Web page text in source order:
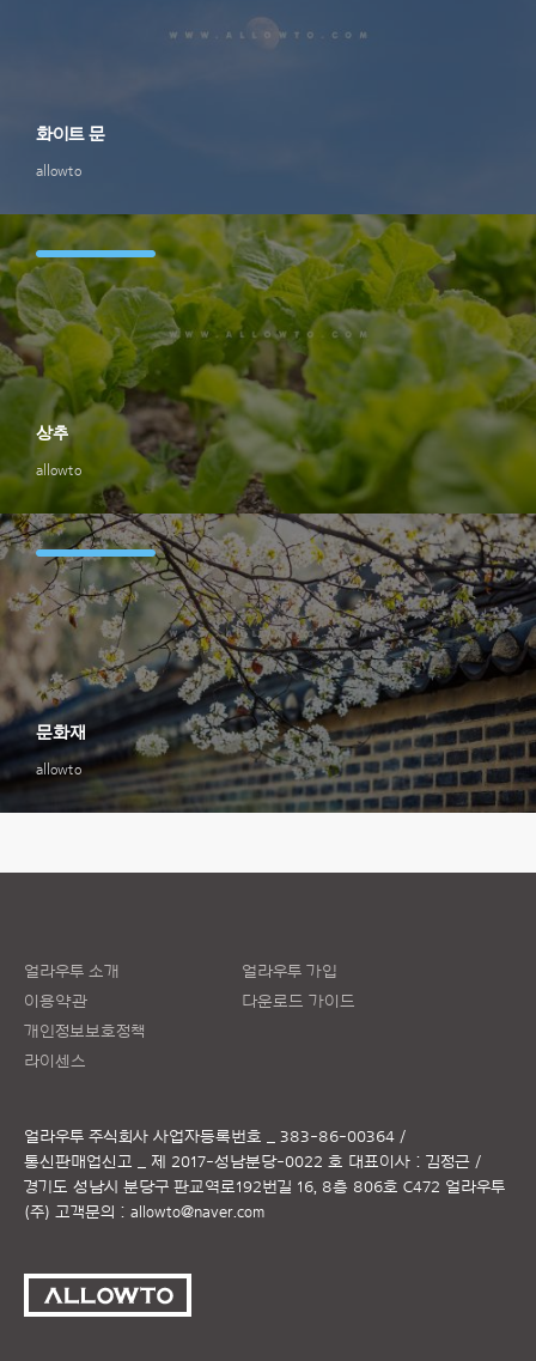
allowto
화이트 문
allowto
상추
allowto
문화재
얼라우투 소개
이용약관
개인정보보호정책
라이센스
얼라우투 가입
다운로드 가이드
얼라우투 주식회사 사업자등록번호 _ 383-86-00364 /
통신판매업신고 _ 제 2017-성남분당-0022 호 대표이사 : 김정근 /
경기도 성남시 분당구 판교역로192번길 16, 8층 806호 C472 얼라우투
(주) 고객문의 : allowto@naver.com